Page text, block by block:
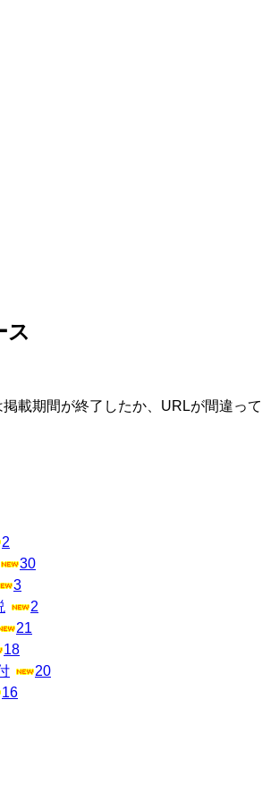
ス
載期間が終了したか、URLが間違っ
2
30
3
2
21
18
20
16